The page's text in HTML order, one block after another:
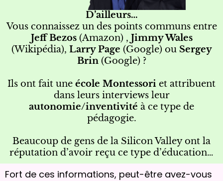
D’ailleurs…
Vous connaissez un des points communs entre
Jeff Bezos(Amazon) , Jimmy Wales
(Wikipédia), Larry Page (Google) ou Sergey
Brin(Google) ?
Ils ont fait une école Montessori et attribuent
dans leurs interviews leur
autonomie/inventivité à ce type de
pédagogie.
Beaucoup de gens de la Silicon Valley ont la
réputation d’avoir reçu ce type d’éducation…
Fort de ces informations, peut-être avez-vous